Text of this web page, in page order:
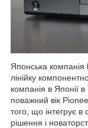
Японська компанія
лінійку
компанія в Японії
поважний вік
того, що інтегрує в
рішення і